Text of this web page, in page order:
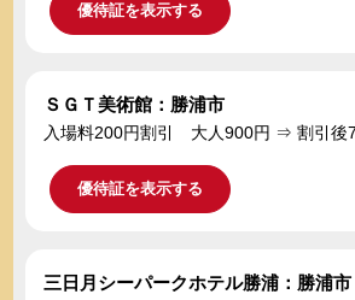
優待証を表示する
ＳＧＴ美術館：勝浦市
入場料200円割引 大人900円 ⇒ 割引後
優待証を表示する
三日月シーパークホテル勝浦：勝浦市